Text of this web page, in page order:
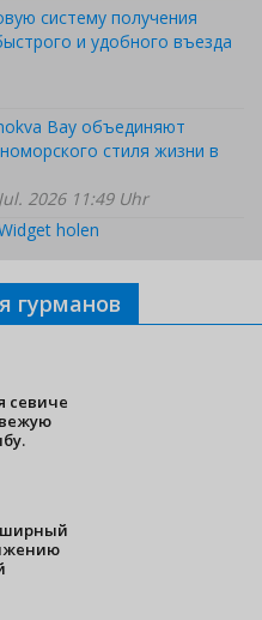
систему получения
и удобного въезда
Bay объединяют
стиля жизни в
2026 11:49 Uhr
holen
гурманов
севиче